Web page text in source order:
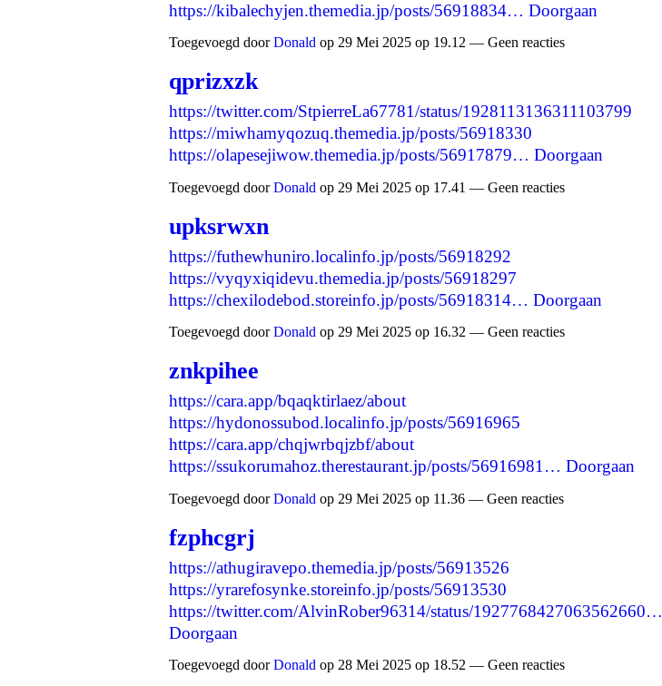
https://kibalechyjen.themedia.jp/posts/56918834… Doorgaan
Toegevoegd doorDonald op 29 Mei 2025 op 19.12 — Geen reacties
qprizxzk
https://twitter.com/StpierreLa67781/status/1928113136311103799
https://miwhamyqozuq.themedia.jp/posts/56918330
https://olapesejiwow.themedia.jp/posts/56917879… Doorgaan
Toegevoegd doorDonald op 29 Mei 2025 op 17.41 — Geen reacties
upksrwxn
https://futhewhuniro.localinfo.jp/posts/56918292
https://vyqyxiqidevu.themedia.jp/posts/56918297
https://chexilodebod.storeinfo.jp/posts/56918314… Doorgaan
Toegevoegd doorDonald op 29 Mei 2025 op 16.32 — Geen reacties
znkpihee
https://cara.app/bqaqktirlaez/about
https://hydonossubod.localinfo.jp/posts/56916965
https://cara.app/chqjwrbqjzbf/about
https://ssukorumahoz.therestaurant.jp/posts/56916981… Doorgaan
Toegevoegd doorDonald op 29 Mei 2025 op 11.36 — Geen reacties
fzphcgrj
https://athugiravepo.themedia.jp/posts/56913526
https://yrarefosynke.storeinfo.jp/posts/56913530
https://twitter.com/AlvinRober96314/status/1927768427063562660…
Doorgaan
Toegevoegd doorDonald op 28 Mei 2025 op 18.52 — Geen reacties